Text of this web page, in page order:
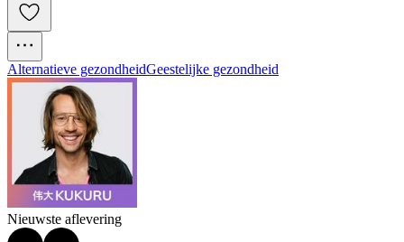
Alternatieve gezondheidGeestelijke gezondheid
Nieuwste aflevering